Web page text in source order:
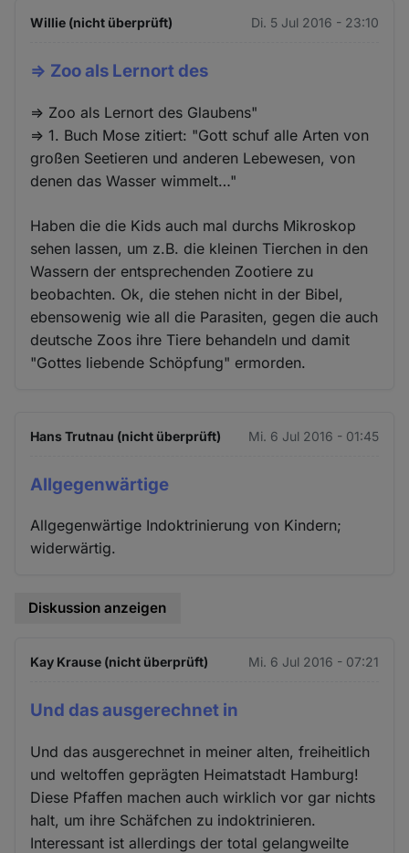
Willie (nicht überprüft) Di. 5 Jul 2016 - 23:10
=> Zoo als Lernort des
=> Zoo als Lernort des Glaubens"
=> 1. Buch Mose zitiert: "Gott schuf alle Arten von
großen Seetieren und anderen Lebewesen, von
denen das Wasser wimmelt…"
Haben die die Kids auch mal durchs Mikroskop
sehen lassen, um z.B. die kleinen Tierchen in den
Wassern der entsprechenden Zootiere zu
beobachten. Ok, die stehen nicht in der Bibel,
ebensowenig wie all die Parasiten, gegen die auch
deutsche Zoos ihre Tiere behandeln und damit
"Gottes liebende Schöpfung" ermorden.
Hans Trutnau (nicht überprüft) Mi. 6 Jul 2016 - 01:45
Allgegenwärtige
Allgegenwärtige Indoktrinierung von Kindern;
widerwärtig.
Diskussion anzeigen
Kay Krause (nicht überprüft) Mi. 6 Jul 2016 - 07:21
Und das ausgerechnet in
Und das ausgerechnet in meiner alten, freiheitlich
und weltoffen geprägten Heimatstadt Hamburg!
Diese Pfaffen machen auch wirklich vor gar nichts
halt, um ihre Schäfchen zu indoktrinieren.
Interessant ist allerdings der total gelangweilte